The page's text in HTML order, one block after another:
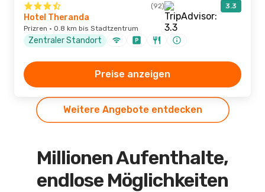
(92) 3.3
Hotel Theranda
Prizren · 0.8 km bis Stadtzentrum
Zentraler Standort
Preise anzeigen
Weitere Angebote entdecken
Millionen Aufenthalte,
endlose Möglichkeiten